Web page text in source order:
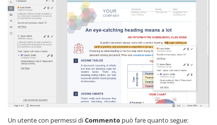
Un utente con permessi diCommento può fare quanto segue: